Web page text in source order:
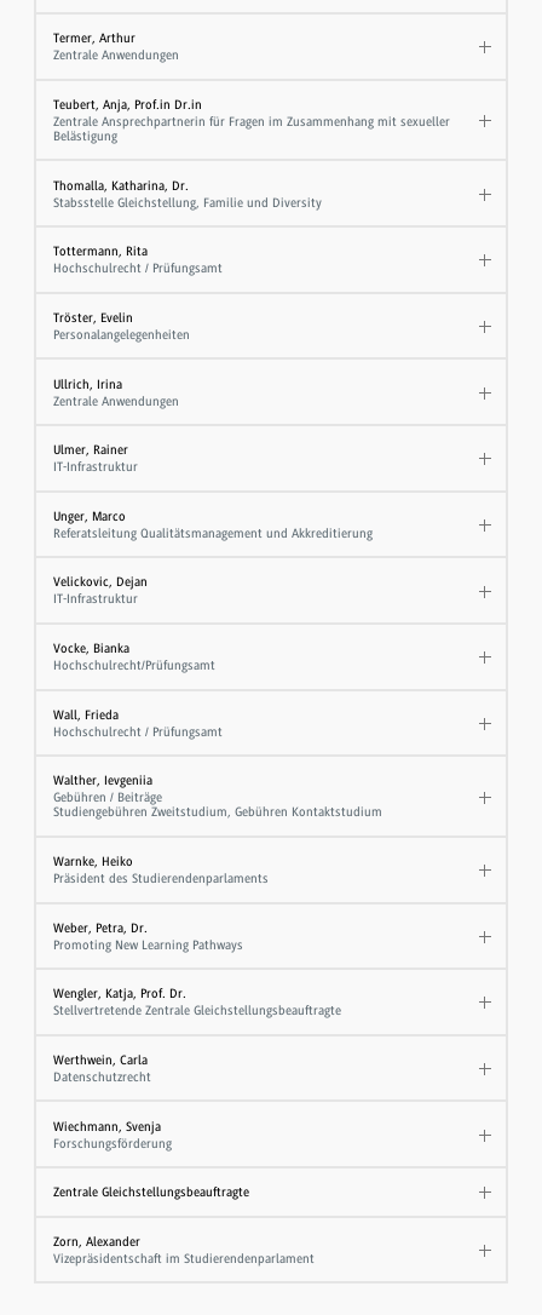
Termer, Arthur
Zentrale Anwendungen
Teubert, Anja, Prof.in Dr.in
Zentrale Ansprechpartnerin für Fragen im Zusammenhang mit sexueller
Belästigung
Thomalla, Katharina, Dr.
Stabsstelle Gleichstellung, Familie und Diversity
Tottermann, Rita
Hochschulrecht / Prüfungsamt
Tröster, Evelin
Personalangelegenheiten
Ullrich, Irina
Zentrale Anwendungen
Ulmer, Rainer
IT-Infrastruktur
Unger, Marco
Referatsleitung Qualitätsmanagement und Akkreditierung
Velickovic, Dejan
IT-Infrastruktur
Vocke, Bianka
Hochschulrecht/Prüfungsamt
Wall, Frieda
Hochschulrecht / Prüfungsamt
Walther, Ievgeniia
Gebühren / Beiträge
Studiengebühren Zweitstudium, Gebühren Kontaktstudium
Warnke, Heiko
Präsident des Studierendenparlaments
Weber, Petra, Dr.
Promoting New Learning Pathways
Wengler, Katja, Prof. Dr.
Stellvertretende Zentrale Gleichstellungsbeauftragte
Werthwein, Carla
Datenschutzrecht
Wiechmann, Svenja
Forschungsförderung
Zentrale Gleichstellungsbeauftragte
Zorn, Alexander
Vizepräsidentschaft im Studierendenparlament